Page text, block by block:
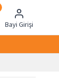
Bayi Girişi